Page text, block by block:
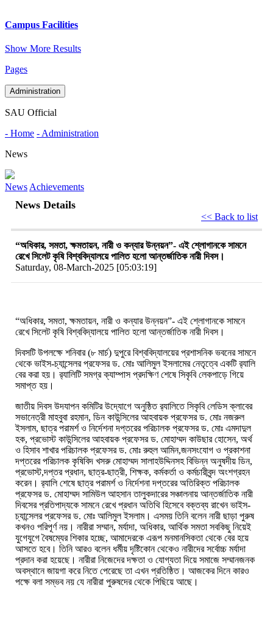
Campus Facilities
Show More Results
Pages
Administration
SAU Official
- Home - Administration
News
News Achievements
News Details
<< Back to list
“অধিকার, সমতা, ক্ষমতায়ন, নারী ও কন্যার উন্নয়ন”- এই শ্লোগানকে সামনে
রেখে সিলেট কৃষি বিশ্ববিদ্যালয়ে পালিত হলো আন্তর্জাতিক নারী দিবস।
Saturday, 08-March-2025 [05:03:19]
“অধিকার, সমতা, ক্ষমতায়ন, নারী ও কন্যার উন্নয়ন”- এই শ্লোগানকে সামনে
রেখে সিলেট কৃষি বিশ্ববিদ্যালয়ে পালিত হলো আন্তর্জাতিক নারী দিবস।
দিবসটি উপলক্ষে শনিবার(৮ মার্চ) দুপুরে বিশ্ববিদ্যালয়ের প্রশাসনিক ভবনের সামনে
থেকে ভাইস-চ্যান্সেলর প্রফেসর ড. মোঃ আলিমুল ইসলামের নেতৃত্বে একটি র‌্যালি
বের করা হয়। র‌্যালিটি সমগ্র ক্যাম্পাস প্রদক্ষিণ শেষে সিকৃবি লেকপাড়ে গিয়ে
সমাপ্ত হয়।
জাতীয় দিবস উদযাপন কমিটির উদ্যোগে অনুষ্ঠিত র‌্যালিতে সিকৃবি লেডিস ক্লাবের
সভানেত্রী মাহবুবা রহমান, ডিন কাউন্সিলের আহবায়ক প্রফেসর ড. মোঃ নজরুল
ইসলাম, ছাত্র পরামর্শ ও নির্দেশনা দপ্তরের পরিচালক প্রফেসর ড. মোঃ এমদাদুল
হক, প্রভোস্ট কাউন্সিলের আহবায়ক প্রফেসর ড. মোহাম্মদ কাউছার হোসেন, অর্থ
ও হিসাব শাখার পরিচালক প্রফেসর ড. মোঃ রুহুল আমিন,জনসংযোগ ও প্রকাশনা
দপ্তরের পরিচালক কৃষিবিদ খসরু মোহাম্মদ সালাহউদ্দিনসহ বিভিন্ন অনুষদীয় ডিন,
প্রভোস্ট,দপ্তর প্রধান, ছাত্র-ছাত্রী, শিক্ষক, কর্মকর্তা ও কর্মচারীবৃন্দ অংশগ্রহন
করেন। র‌্যালি শেষে ছাত্র পরামর্শ ও নির্দেশনা দপ্তরের অতিরিক্ত পরিচালক
প্রফেসর ড. মোহাম্মদ সামিউল আহসান তালুকদারের সঞ্চালনায় আন্তর্জাতিক নারী
দিবসের প্রতিপাদ্যকে সামনে রেখে প্রধান অতিথি হিসেবে বক্তব্য রাখেন ভাইস-
চ্যান্সেলর প্রফেসর ড. মোঃ আলিমুল ইসলাম। এসময় তিনি বলেন নারী ছাড়া পুরুষ
কখনও পরিপূর্ণ নয়। নারীরা সম্মান, মর্যাদা, অধিকার, আর্থিক সমতা সবকিছু নিয়েই
যুগেযুগে বৈষম্যের শিকার হচ্ছে, আমাদেরকে এরূপ মনমানসিকতা থেকে বের হয়ে
আসতে হবে। তিনি আরও বলেন ধর্মীয় দৃষ্টিকোন থেকেও নারীদের সর্বোচ্চ মর্যাদা
প্রদান করা হয়েছে। নারীরা নিজেদের দক্ষতা ও যোগ্যতা দিয়ে সমাজে সম্মানজনক
অবস্থানে জায়গা করে নিতে পেরেছে তা এখন প্রতিষ্ঠিত। আজকের দিনে কারও
পক্ষে বলা সম্ভব নয় যে নারীরা পুরুষদের থেকে পিছিয়ে আছে।